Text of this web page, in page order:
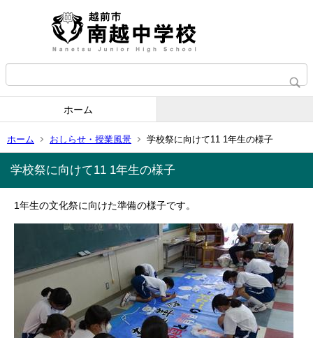
ホーム
ホーム おしらせ・授業風景 学校祭に向けて11 1年生の様子
学校祭に向けて11 1年生の様子
1年生の文化祭に向けた準備の様子です。